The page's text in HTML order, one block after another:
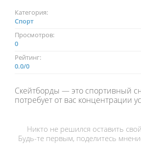
Категория:
Спорт
Просмотров:
0
Рейтинг:
0.0/0
Скейтборды — это спортивный
потребует от вас концентрации
Никто не решился оставить
Будь-те первым, поделитесь